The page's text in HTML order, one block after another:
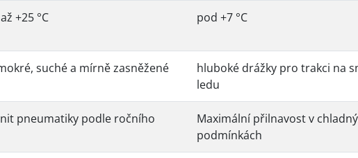
+25 °C pod +7 °C
suché a mírně zasněžené
hluboké drážky pro trakci na
ledu
pneumatiky podle ročního
Maximální přilnavost v
podmínkách